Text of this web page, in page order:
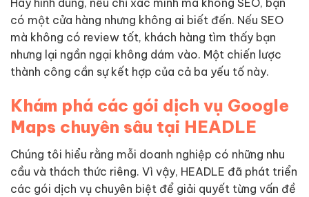
Hãy hình dung, nếu chỉ xác minh mà không SEO, bạn
có một cửa hàng nhưng không ai biết đến. Nếu SEO
mà không có review tốt, khách hàng tìm thấy bạn
nhưng lại ngần ngại không dám vào. Một chiến lược
thành công cần sự kết hợp của cả ba yếu tố này.
Khám phá các gói dịch vụ Google
Maps chuyên sâu tại HEADLE
Chúng tôi hiểu rằng mỗi doanh nghiệp có những nhu
cầu và thách thức riêng. Vì vậy, HEADLE đã phát triển
các gói dịch vụ chuyên biệt để giải quyết từng vấn đề